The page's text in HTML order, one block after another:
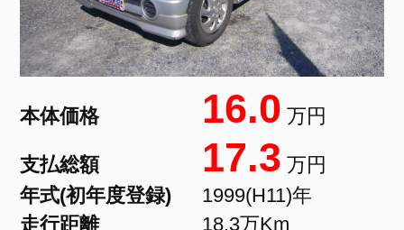
本体価格 16.0 万円
支払総額 17.3 万円
年式(初年度登録)
1999(H11)年
走行距離
18.3万Km